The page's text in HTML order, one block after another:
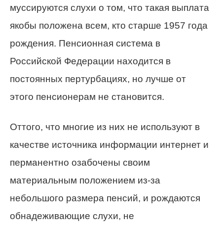
муссируются слухи о том, что такая выплата
якобы положена всем, кто старше 1957 года
рождения. Пенсионная система в
Российской Федерации находится в
постоянных пертурбациях, но лучше от
этого пенсионерам не становится.
Оттого, что многие из них не используют в
качестве источника информации интернет и
перманентно озабочены своим
материальным положением из-за
небольшого размера пенсий, и рождаются
обнадеживающие слухи, не